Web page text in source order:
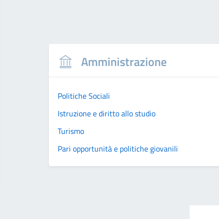
Amministrazione
Politiche Sociali
Istruzione e diritto allo studio
Turismo
Pari opportunità e politiche giovanili